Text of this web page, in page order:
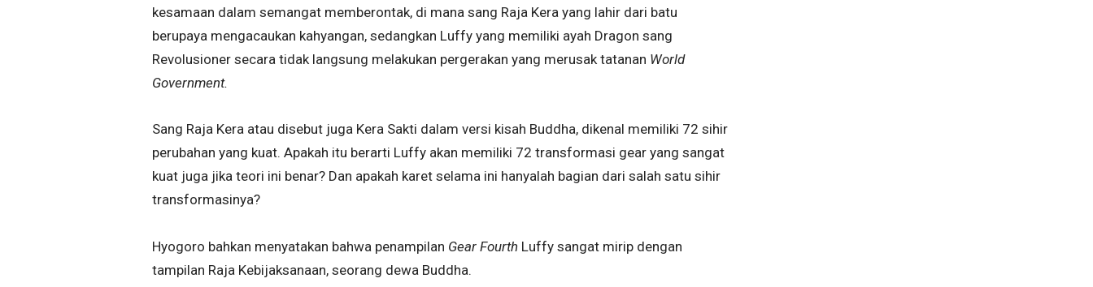
kesamaan dalam semangat memberontak, di mana sang Raja Kera yang lahir dari batu
berupaya mengacaukan kahyangan, sedangkan Luffy yang memiliki ayah Dragon sang
Revolusioner secara tidak langsung melakukan pergerakan yang merusak tatanan World
Government.
Sang Raja Kera atau disebut juga Kera Sakti dalam versi kisah Buddha, dikenal memiliki 72 sihir
perubahan yang kuat. Apakah itu berarti Luffy akan memiliki 72 transformasi gear yang sangat
kuat juga jika teori ini benar? Dan apakah karet selama ini hanyalah bagian dari salah satu sihir
transformasinya?
Hyogoro bahkan menyatakan bahwa penampilan Gear Fourth Luffy sangat mirip dengan
tampilan Raja Kebijaksanaan, seorang dewa Buddha.